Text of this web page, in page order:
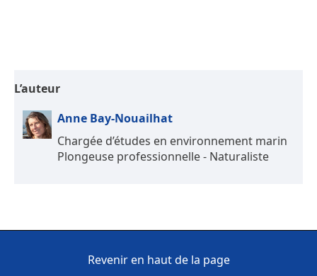
L’auteur
Anne Bay-Nouailhat
Chargée d’études en environnement marin
Plongeuse professionnelle - Naturaliste
Revenir en haut de la page